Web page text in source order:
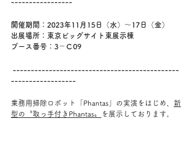
開催期間：2023年11月15日（水）～17日（金）
出展場所：東京ビッグサイト東展示棟
ブース番号：3－Ｃ09
------------------
業務用掃除ロボット「Phantas」の実演をはじめ、 新
型の〝取っ手付きPhantas〟
を展示しております。